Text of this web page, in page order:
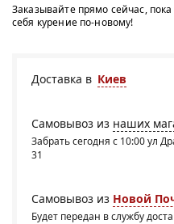
Заказывайте прямо сейчас,
себя курение по-новому!
Доставка в Киев
Самовывоз из наших
Забрать сегодня с 10:00 ул
31
Самовывоз из Новой
Будет передан в службу